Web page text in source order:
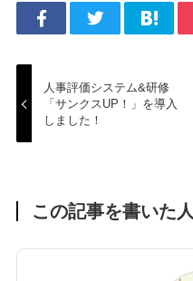
人事評価システム&研修
「サンクスUP！」を導入
しました！
この記事を書いた人